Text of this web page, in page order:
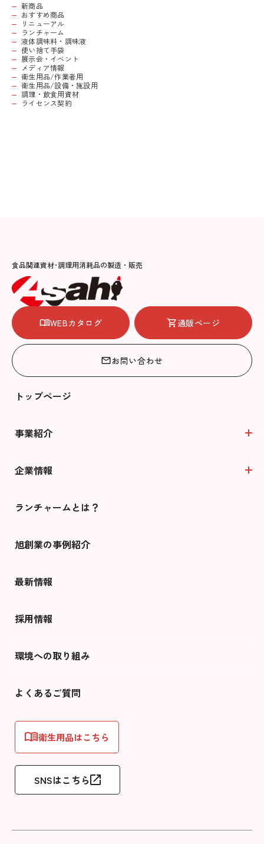
新商品
おすすめ商品
リニューアル
ランチャーム
液体調味料・調味液
使い捨て手袋
展示会・イベント
メディア情報
衛生用品/作業者用
衛生用品/設備・施設用
調理・飲食用資材
ライセンス契約
食品関連資材･調理用消耗品の製造・販売
WEBカタログ 通販ページ
お問い合わせ
トップページ
事業紹介
企業情報
ランチャームとは？
旭創業の事例紹介
最新情報
採用情報
環境への取り組み
よくあるご質問
衛生用品はこちら
SNSはこちら